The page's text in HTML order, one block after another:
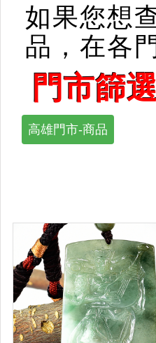
如果您想
品，在各
門市篩
高雄門市-商品